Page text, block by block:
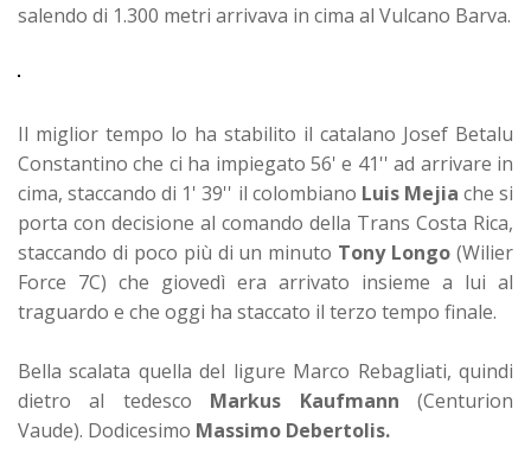
salendo di 1.300 metri arrivava in cima al Vulcano Barva.
Il miglior tempo lo ha stabilito il catalano Josef Betalu
Constantino che ci ha impiegato 56' e 41'' ad arrivare in
cima, staccando di 1' 39'' il colombiano Luis Mejia che si
porta con decisione al comando della Trans Costa Rica,
staccando di poco più di un minuto Tony Longo (Wilier
Force 7C) che giovedì era arrivato insieme a lui al
traguardo e che oggi ha staccato il terzo tempo finale.
Bella scalata quella del ligure Marco Rebagliati, quindi
dietro al tedesco Markus Kaufmann (Centurion
Vaude). Dodicesimo Massimo Debertolis.